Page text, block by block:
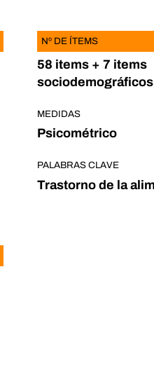
Nº DE ÍTEMS
58 items + 7 items
sociodemográficos
MEDIDAS
Psicométrico
PALABRAS CLAVE
Trastorno de la